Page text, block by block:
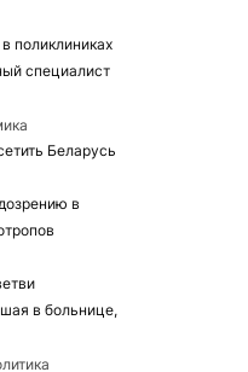
поликлиниках
специалист
Беларусь
в
в больнице,